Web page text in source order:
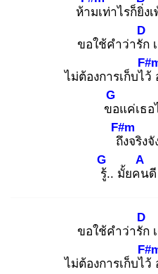
ห้ามเท่าไรก็ยิ่งเ
ขอใช้คำว่ารัก
D
ไม่ต้องการเก็บไว้
ขอ
G
แค่เธอ
ถึง
F#m
จริง
รู้.
G
. มั้ยคน
A
ดี
ขอใช้คำว่ารัก
D
ไม่ต้องการเก็บไว้